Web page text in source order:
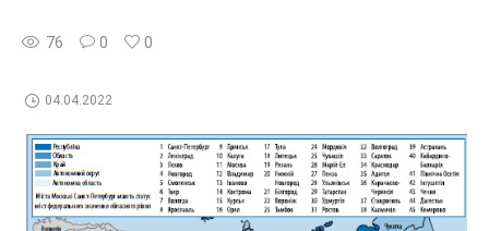
76 0 0
04.04.2022